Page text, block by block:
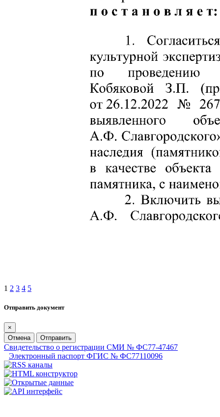
1 2 3 4 5
Отправить документ
×
Отмена
Отправить
Свидетельство о регистрации СМИ № ФС77-47467
Электронный паспорт ФГИС № ФС77110096